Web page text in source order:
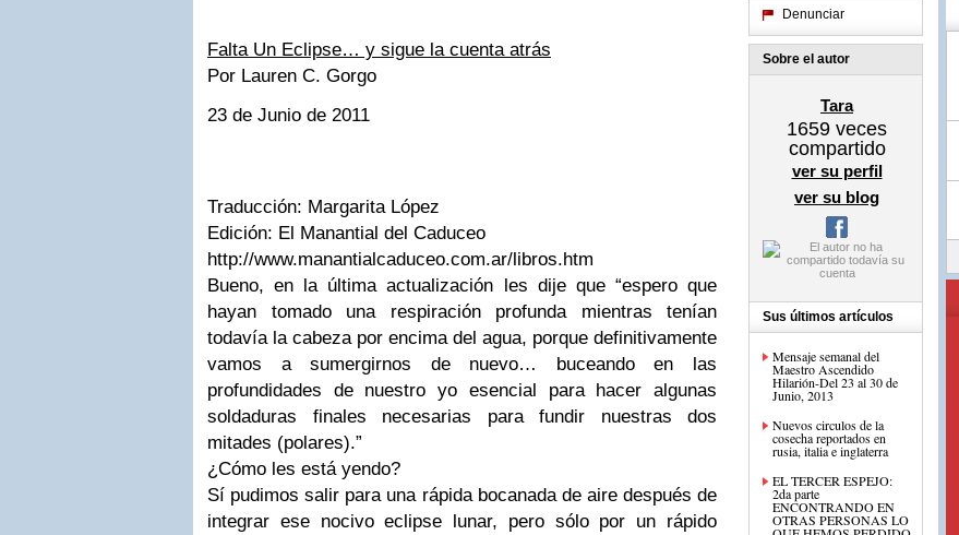
Falta Un Eclipse… y sigue la cuenta atrás
Por Lauren C. Gorgo
23 de Junio de 2011
Traducción: Margarita López
Edición: El Manantial del Caduceo
http://www.manantialcaduceo.com.ar/libros.htm
Bueno, en la última actualización les dije que “espero que
hayan tomado una respiración profunda mientras tenían
todavía la cabeza por encima del agua, porque definitivamente
vamos a sumergirnos de nuevo… buceando en las
profundidades de nuestro yo esencial para hacer algunas
soldaduras finales necesarias para fundir nuestras dos
mitades (polares).”
¿Cómo les está yendo?
Sí pudimos salir para una rápida bocanada de aire después de
integrar ese nocivo eclipse lunar, pero sólo por un rápido
Denunciar
Sobre el autor
Tara
1659 veces
compartido
ver su perfil
ver su blog
Sus últimos artículos
Mensaje semanal del
Maestro Ascendido
Hilarión-Del 23 al 30 de
Junio, 2013
Nuevos circulos de la
cosecha reportados en
rusia, italia e inglaterra
EL TERCER ESPEJO:
2da parte
ENCONTRANDO EN
OTRAS PERSONAS LO